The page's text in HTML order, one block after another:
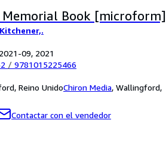
Book [microform]
09, 2021
/ 9781015225466
Reino UnidoChiron Media, Wallingford,
Contactar con el vendedor